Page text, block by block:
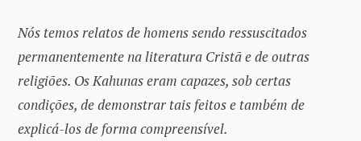
Nós temos relatos de homens sendo ressuscitados
permanentemente na literatura Cristã e de outras
religiões. Os Kahunas eram capazes, sob certas
condições, de demonstrar tais feitos e também de
explicá-los de forma compreensível.